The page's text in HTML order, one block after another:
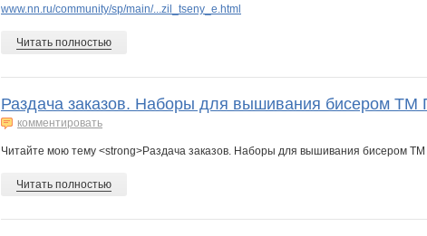
www.nn.ru/community/sp/main/...zil_tseny_e.html
Читать полностью
Раздача заказов. Наборы для вышивания бисером ТМ
комментировать
Читайте мою тему <strong>Раздача заказов. Наборы для вышивания бисером
Читать полностью